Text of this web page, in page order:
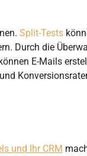
Split-Tests
Durch die
E-Mails
und Ihr CRM